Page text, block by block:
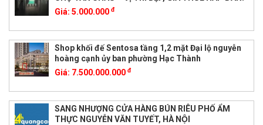
Giá: 5.000.000 đ
Shop khối đế Sentosa tầng 1,2 mặt Đại lộ nguyễn
hoàng cạnh ủy ban phường Hạc Thành
Giá: 7.500.000.000 đ
SANG NHƯỢNG CỬA HÀNG BÚN RIÊU PHỐ ẨM
THỰC NGUYỄN VĂN TUYẾT, HÀ NỘI